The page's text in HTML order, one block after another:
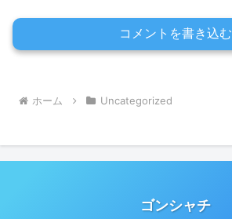
コメントを書き込む
ホーム Uncategorized
ゴンシャチ